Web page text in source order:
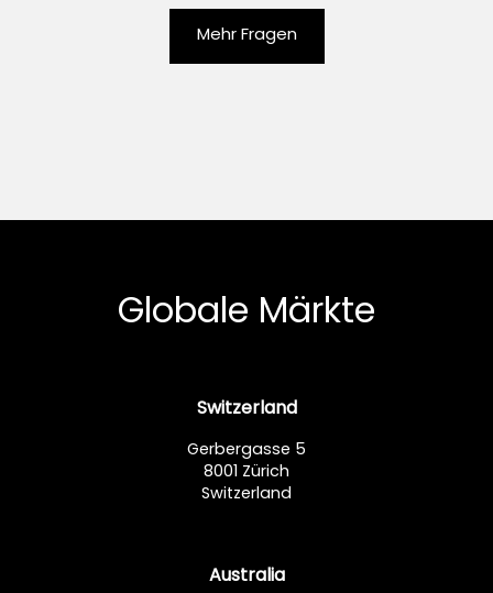
Mehr Fragen
Globale Märkte
Switzerland
Gerbergasse 5
8001 Zürich
Switzerland
Australia